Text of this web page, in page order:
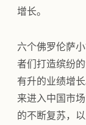
增长。
六个佛罗伦萨
者们打造缤纷
有升的业绩增
来进入中国市
的不断复苏，